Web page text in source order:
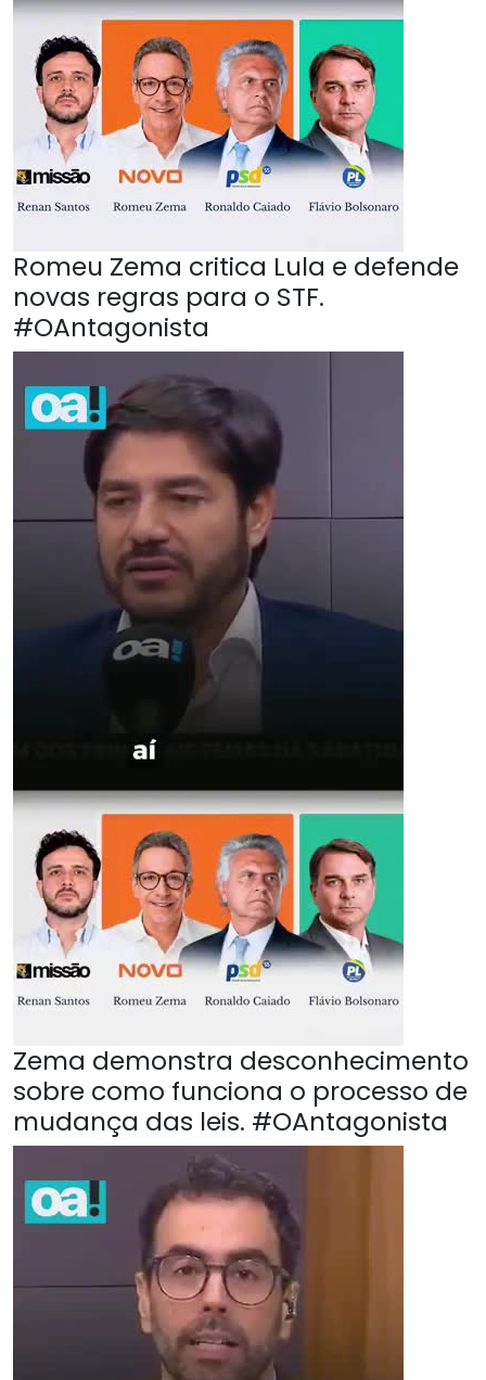
Romeu Zema critica Lula e defende
novas regras para o STF.
#OAntagonista
Zema demonstra desconhecimento
sobre como funciona o processo de
mudança das leis. #OAntagonista